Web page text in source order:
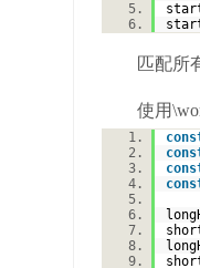
匹配所有
使用